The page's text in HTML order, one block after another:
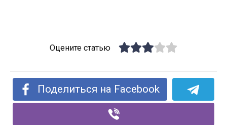
Оцените статью
Поделиться на Facebook